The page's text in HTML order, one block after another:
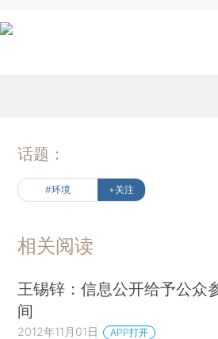
话题：
#环境 +关注
相关阅读
王锡锌：信息公开给予公众
间
2012年11月01日 APP打开